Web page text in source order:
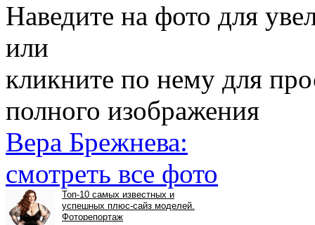
Наведите на фото для
или
кликните по нему для
полного изображения
Вера Брежнева:
смотреть все фото